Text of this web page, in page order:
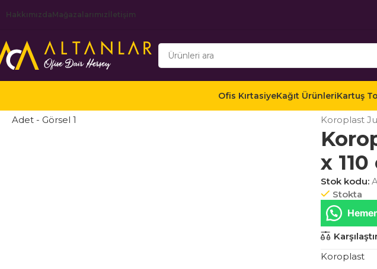
HakkımızdaMağazalarımız İletişim
Ofis KırtasiyeKağıt ÜrünleriKartuş
Koroplast
x
Stok kodu:
Stokta
Koroplast